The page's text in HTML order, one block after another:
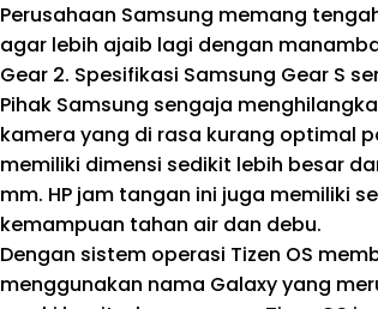
Perusahaan Samsung memang
agar lebih ajaib lagi dengan
Gear 2. Spesifikasi Samsung Gear S
Pihak Samsung sengaja
kamera yang di rasa kurang optimal
memiliki dimensi sedikit lebih besar
mm. HP jam tangan ini juga memiliki
kemampuan tahan air dan debu.
Dengan sistem operasi Tizen OS
menggunakan nama Galaxy yang